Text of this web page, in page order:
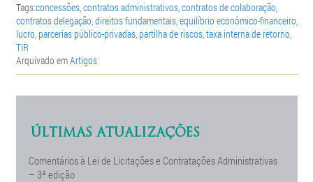
Tags:concessões,contratos administrativos,contratos de colaboração,
contratos delegação,direitos fundamentais,equilíbrio econômico-financeiro,
lucro, parcerias público-privadas, partilha de riscos,taxa interna de retorno,
TIR
Arquivado emArtigos
ÚLTIMAS ATUALIZAÇÕES
Comentários à Lei de Licitações e Contratações Administrativas
– 3ª edição